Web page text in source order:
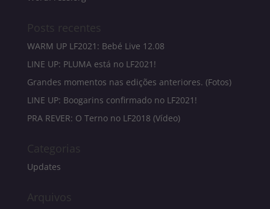
Posts recentes
WARM UP LF2021: Bebé Live 12.08
LINE UP: PLUMA está no LF2021!
Grandes momentos nas edições anteriores. (Fotos)
LINE UP: Boogarins confirmado no LF2021!
PRA REVER: O Terno no LF2018 (Vídeo)
Categorias
Updates
Arquivos